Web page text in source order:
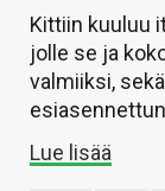
Kittiin kuuluu
jolle se ja
valmiiksi,
Lue lisää